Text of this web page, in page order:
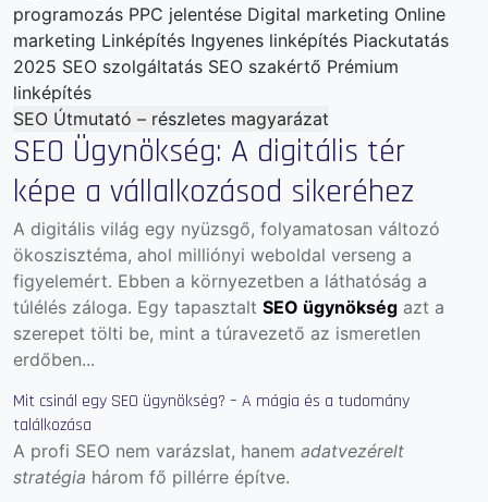
programozás PPC jelentése Digital marketing Online
marketing Linképítés Ingyenes linképítés Piackutatás
2025 SEO szolgáltatás SEO szakértő Prémium
linképítés
SEO Útmutató – részletes magyarázat
SEO Ügynökség: A digitális tér
képe a vállalkozásod sikeréhez
A digitális világ egy nyüzsgő, folyamatosan változó
ökoszisztéma, ahol milliónyi weboldal verseng a
figyelemért. Ebben a környezetben a láthatóság a
túlélés záloga. Egy tapasztalt SEO ügynökség azt a
szerepet tölti be, mint a túravezető az ismeretlen
erdőben...
Mit csinál egy SEO ügynökség? – A mágia és a tudomány
találkozása
A profi SEO nem varázslat, hanem adatvezérelt
stratégia három fő pillérre építve.